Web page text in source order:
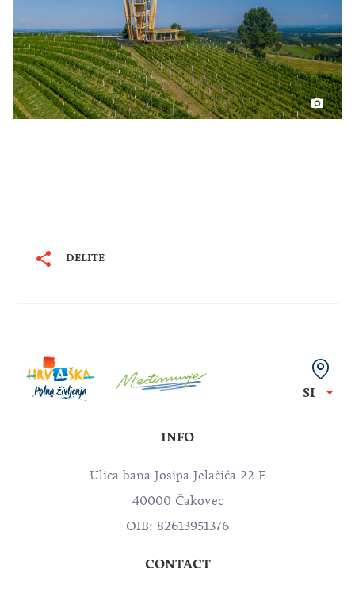
DELITE
SI
INFO
Ulica bana Josipa Jelačića 22 E
40000 Čakovec
OIB: 82613951376
CONTACT